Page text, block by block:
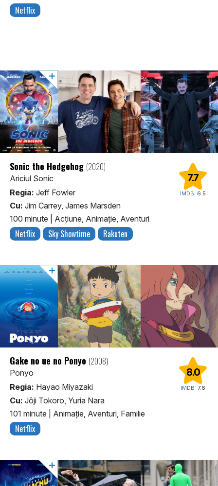
Netflix
7.7
IMDB: 6.5
Sonic the Hedgehog (2020)
Ariciul Sonic
Regia: Jeff Fowler
Cu: Jim Carrey, James Marsden
100 minute
Acţiune, Animaţie, Aventuri
Netflix Sky Showtime Rakuten
8.0
IMDB: 7.6
Gake no ue no Ponyo (2008)
Ponyo
Regia: Hayao Miyazaki
Cu: Jôji Tokoro, Yuria Nara
101 minute
Animaţie, Aventuri, Familie
Netflix